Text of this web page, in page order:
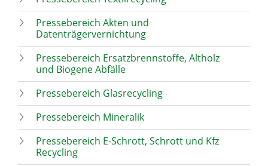
Pressebereich Akten und
Datenträgervernichtung
Pressebereich Ersatzbrennstoffe, Altholz
und Biogene Abfälle
Pressebereich Glasrecycling
Pressebereich Mineralik
Pressebereich E-Schrott, Schrott und Kfz
Recycling